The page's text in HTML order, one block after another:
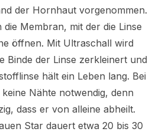
der Hornhaut vorgenommen.
Membran, mit der die Linse
öffnen. Mit Ultraschall wird
Binde der Linse zerkleinert und
hält ein Leben lang. Bei
Nähte notwendig, denn
dass er von alleine abheilt.
Star dauert etwa 20 bis 30